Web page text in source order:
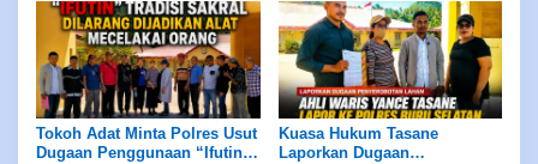
Tokoh Adat Minta Polres Usut
Dugaan Penggunaan “Ifutin”,
Kuasa Hukum Tasane
Laporkan Dugaan